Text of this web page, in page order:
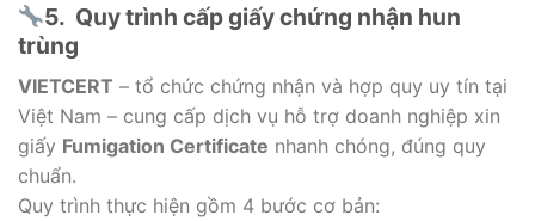
5. Quy trình cấp giấy chứng nhận hun
trùng
VIETCERT – tổ chức chứng nhận và hợp quy uy tín tại
Việt Nam – cung cấp dịch vụ hỗ trợ doanh nghiệp xin
giấy Fumigation Certificate nhanh chóng, đúng quy
chuẩn.
Quy trình thực hiện gồm 4 bước cơ bản: